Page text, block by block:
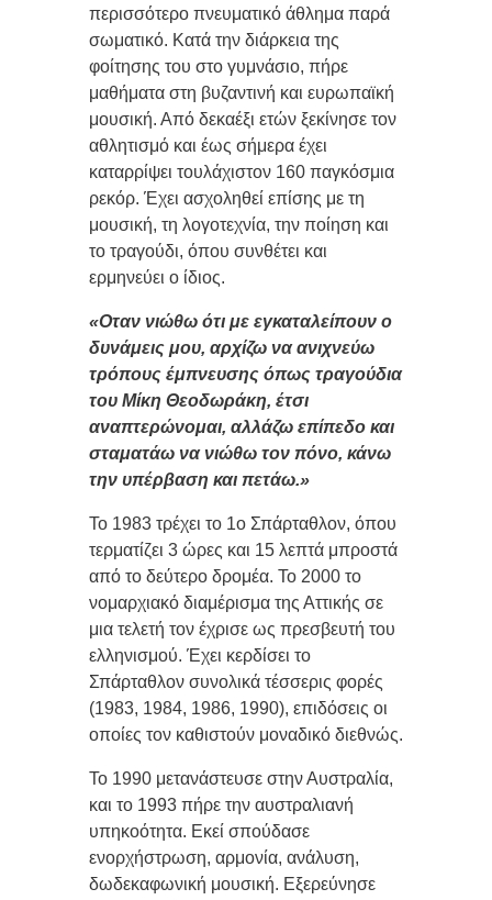
περισσότερο πνευματικό άθλημα παρά
σωματικό. Κατά την διάρκεια της
φοίτησης του στο γυμνάσιο, πήρε
μαθήματα στη βυζαντινή και ευρωπαϊκή
μουσική. Από δεκαέξι ετών ξεκίνησε τον
αθλητισμό και έως σήμερα έχει
καταρρίψει τουλάχιστον 160 παγκόσμια
ρεκόρ. Έχει ασχοληθεί επίσης με τη
μουσική, τη λογοτεχνία, την ποίηση και
το τραγούδι, όπου συνθέτει και
ερμηνεύει ο ίδιος.
«Οταν νιώθω ότι με εγκαταλείπουν ο
δυνάμεις μου, αρχίζω να ανιχνεύω
τρόπους έμπνευσης όπως τραγούδια
του Μίκη Θεοδωράκη, έτσι
αναπτερώνομαι, αλλάζω επίπεδο και
σταματάω να νιώθω τον πόνο, κάνω
την υπέρβαση και πετάω.»
Το 1983 τρέχει το 1ο Σπάρταθλον, όπου
τερματίζει 3 ώρες και 15 λεπτά μπροστά
από το δεύτερο δρομέα. Το 2000 το
νομαρχιακό διαμέρισμα της Αττικής σε
μια τελετή τον έχρισε ως πρεσβευτή του
ελληνισμού. Έχει κερδίσει το
Σπάρταθλον συνολικά τέσσερις φορές
(1983, 1984, 1986, 1990), επιδόσεις οι
οποίες τον καθιστούν μοναδικό διεθνώς.
Το 1990 μετανάστευσε στην Αυστραλία,
και το 1993 πήρε την αυστραλιανή
υπηκοότητα. Εκεί σπούδασε
ενορχήστρωση, αρμονία, ανάλυση,
δωδεκαφωνική μουσική. Εξερεύνησε